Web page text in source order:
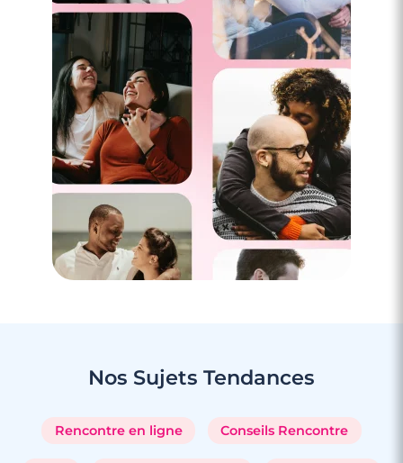
3 minutes
Nos Sujets Tendances
Rencontre en ligne Conseils Rencontre